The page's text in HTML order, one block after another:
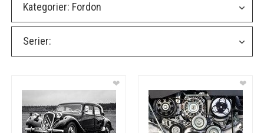
Kategorier: Fordon
Serier:
❤ ❤